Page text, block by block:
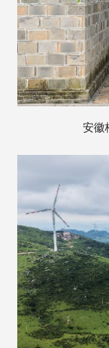
安徽